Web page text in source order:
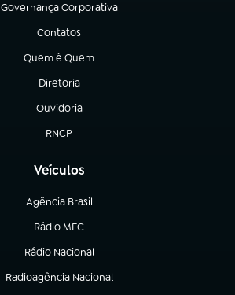
Governança Corporativa
(abre em nova aba)
Contatos
(abre em nova aba)
Quem é Quem
(abre em nova aba)
Diretoria
(abre em nova aba)
Ouvidoria
(abre em nova aba)
RNCP
(abre em nova aba)
Veículos
Agência Brasil
(abre em nova aba)
Rádio MEC
(abre em nova aba)
Rádio Nacional
Radioagência Nacional
(abre em nova aba)